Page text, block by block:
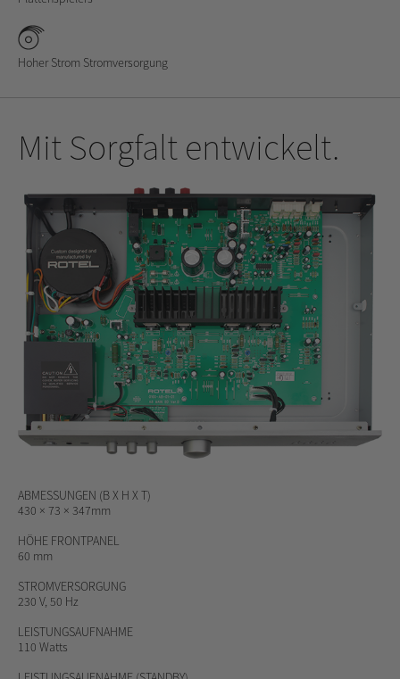
Hoher Strom Stromversorgung
Mit Sorgfalt entwickelt.
ABMESSUNGEN (B X H X T)
430 × 73 × 347mm
HÖHE FRONTPANEL
60 mm
STROMVERSORGUNG
230 V, 50 Hz
LEISTUNGSAUFNAHME
110 Watts